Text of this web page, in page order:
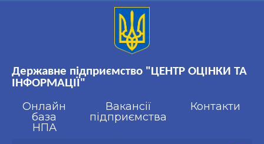
Державне підприємство "ЦЕНТР ОЦІНКИ ТА
ІНФОРМАЦІЇ"
Онлайн
база
НПА
Вакансії
підприємства
Контакти